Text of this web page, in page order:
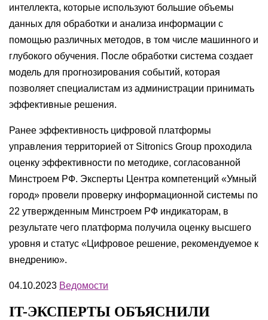
интеллекта, которые используют большие объемы
данных для обработки и анализа информации с
помощью различных методов, в том числе машинного и
глубокого обучения. После обработки система создает
модель для прогнозирования событий, которая
позволяет специалистам из администрации принимать
эффективные решения.
Ранее эффективность цифровой платформы
управления территорией от Sitronics Group проходила
оценку эффективности по методике, согласованной
Минстроем РФ. Эксперты Центра компетенций «Умный
город» провели проверку информационной системы по
22 утвержденным Минстроем РФ индикаторам, в
результате чего платформа получила оценку высшего
уровня и статус «Цифровое решение, рекомендуемое к
внедрению».
04.10.2023 Ведомости
IT-ЭКСПЕРТЫ ОБЪЯСНИЛИ